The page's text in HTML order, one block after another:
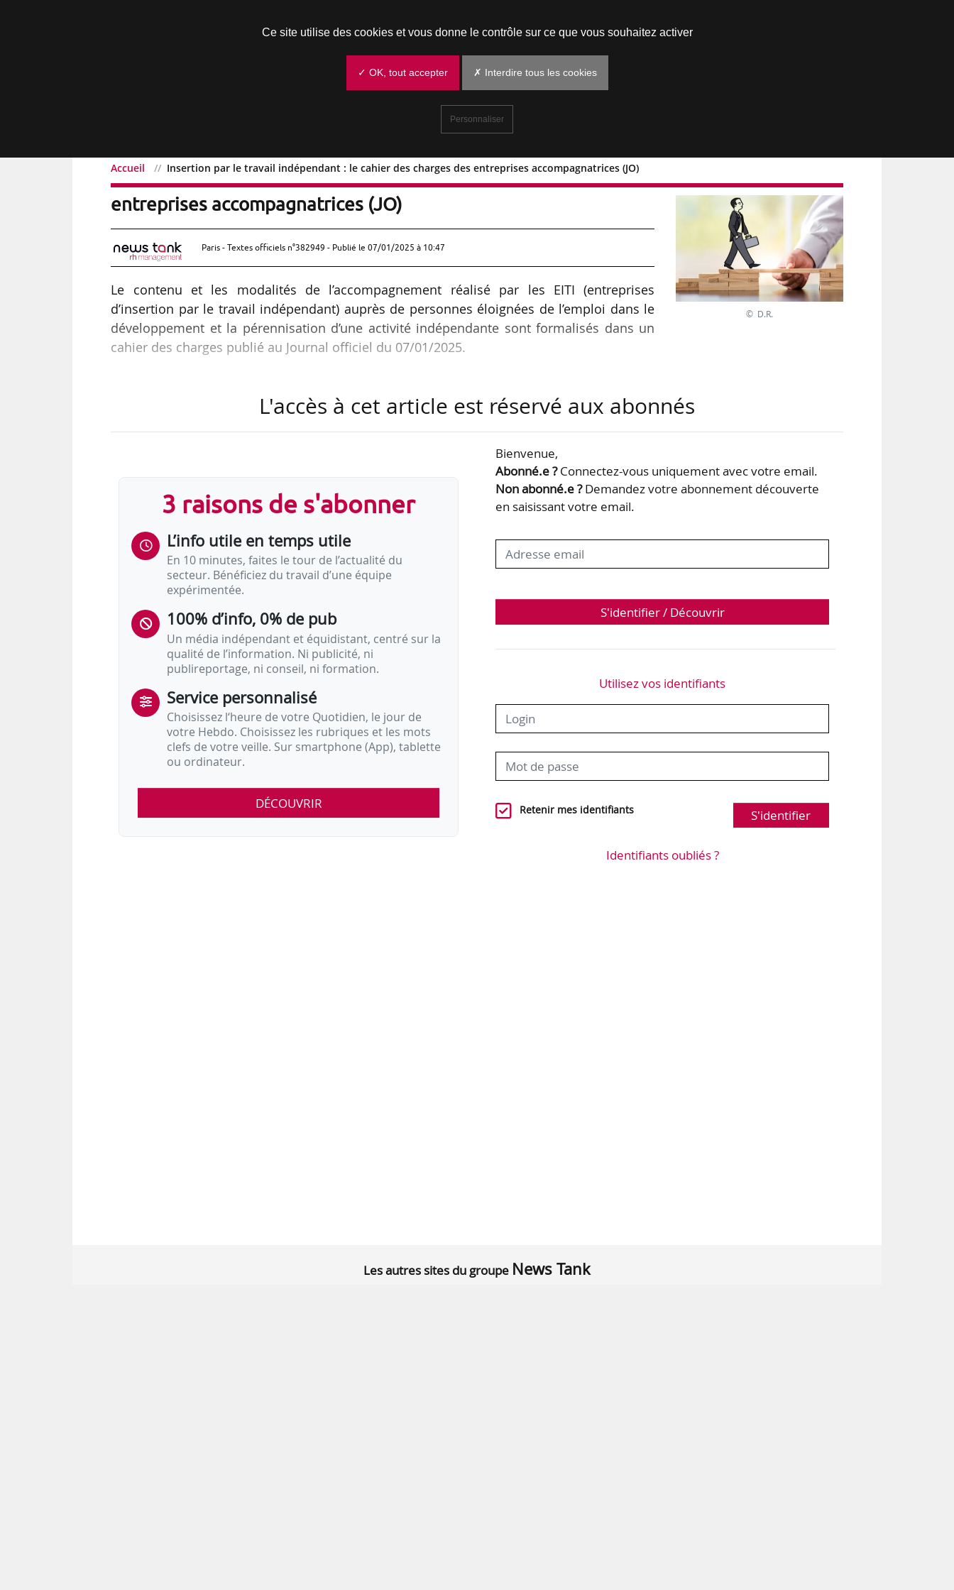
Accueil Insertion par le travail indépendant : le cahier des charges des entreprises accompagnatrices (JO)
Insertion par le travail indépendant : le cahier des charges des
entreprises accompagnatrices (JO)
Paris - Textes officiels n°382949 - Publié le 07/01/2025 à 10:47
Le contenu et les modalités de l’accompagnement réalisé par les EITI (entreprises
d’insertion par le travail indépendant) auprès de personnes éloignées de l’emploi dans le
développement et la pérennisation d’une activité indépendante sont formalisés dans un
cahier des charges publié au Journal officiel du 07/01/2025.
• Les données et indicateurs renseignés par les EITI sur les parcours des publics
L’EITI est une nouvelle forme de structure d’IAE créée par la loi du 05/09/2018 relative à la
liberté de…
© D.R.
L'accès à cet article est réservé aux abonnés
3 raisons de s'abonner
L’info utile en temps utile
En 10 minutes, faites le tour de l’actualité du
secteur. Bénéficiez du travail d’une équipe
expérimentée.
100% d’info, 0% de pub
Un média indépendant et équidistant, centré sur la
qualité de l’information. Ni publicité, ni
publireportage, ni conseil, ni formation.
Service personnalisé
Choisissez l‘heure de votre Quotidien, le jour de
votre Hebdo. Choisissez les rubriques et les mots
clefs de votre veille. Sur smartphone (App), tablette
ou ordinateur.
DÉCOUVRIR
Bienvenue,
Abonné.e ?Connectez-vous uniquement avec votre email.
Non abonné.e ?Demandez votre abonnement découverte
en saisissant votre email.
S'identifier / Découvrir
Utilisez vos identifiants
Retenir mes identifiants S'identifier
Identifiants oubliés ?
Les autres sites du groupe News Tank
Ce site utilise des cookies et vous donne le contrôle sur ce que vous souhaitez activer
✓ OK, tout accepter ✗ Interdire tous les cookies
Personnaliser